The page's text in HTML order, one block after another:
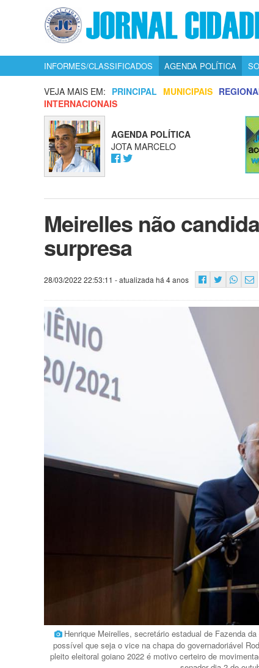
INFORMES/CLASSIFICADOS AGENDA POLÍTICA
VEJA MAIS EM: PRINCIPAL MUNICIPAIS
INTERNACIONAIS
AGENDA POLÍTICA
JOTA MARCELO
Meirelles não
surpresa
28/03/2022 22:53:11 - atualizada há 4 anos
Henrique Meirelles, secretário estadual de Fazenda
possível que seja o vice na chapa do governadoriável
pleito eleitoral goiano 2022 é motivo certeiro de